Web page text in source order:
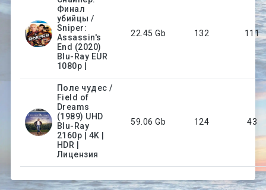
Финал
убийцы /
Sniper:
Assassin's
End (2020)
Blu-Ray EUR
1080p |
22.45 Gb 132 111
Поле чудес /
Field of
Dreams
(1989) UHD
Blu-Ray
2160p | 4K |
HDR |
Лицензия
59.06 Gb 124 43